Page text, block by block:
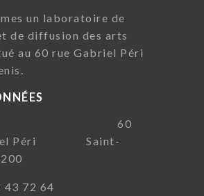
un laboratoire de
de diffusion des arts
au 60 rue Gabriel Péri
60
Péri Saint-
42 43 72 64